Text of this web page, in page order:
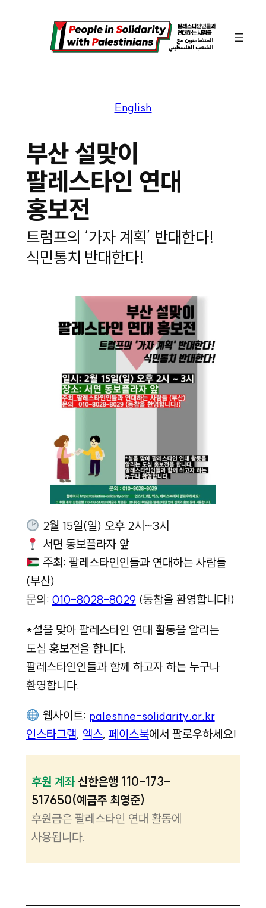
English
부산 설맞이
팔레스타인 연대
홍보전
트럼프의 ‘가자 계획’ 반대한다!
식민통치 반대한다!
2월 15일(일) 오후 2시~3시
서면 동보플라자 앞
주최: 팔레스타인인들과 연대하는 사람들
(부산)
문의: 010-8028-8029 (동참을 환영합니다!)
*설을 맞아 팔레스타인 연대 활동을 알리는
도심 홍보전을 합니다.
팔레스타인인들과 함께 하고자 하는 누구나
환영합니다.
웹사이트: palestine-solidarity.or.kr
인스타그램, 엑스, 페이스북에서 팔로우하세요!
후원 계좌신한은행 110-173-
517650(예금주 최영준)
후원금은 팔레스타인 연대 활동에
사용됩니다.